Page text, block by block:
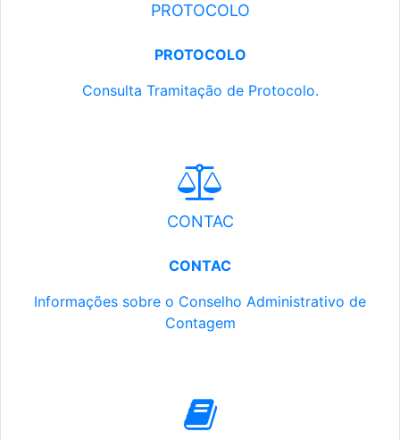
PROTOCOLO
PROTOCOLO
Consulta Tramitação de Protocolo.
CONTAC
CONTAC
Informações sobre o Conselho Administrativo de
Contagem